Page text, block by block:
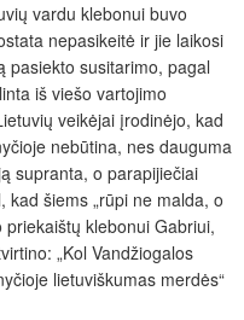
vardu klebonui buvo
nepasikeitė ir jie laikosi
pasiekto susitarimo, pagal
iš viešo vartojimo
veikėjai įrodinėjo, kad
nebūtina, nes dauguma
supranta, o parapijiečiai
kad šiems „rūpi ne malda, o
priekaištų klebonui Gabriui,
„Kol Vandžiogalos
lietuviškumas merdės“